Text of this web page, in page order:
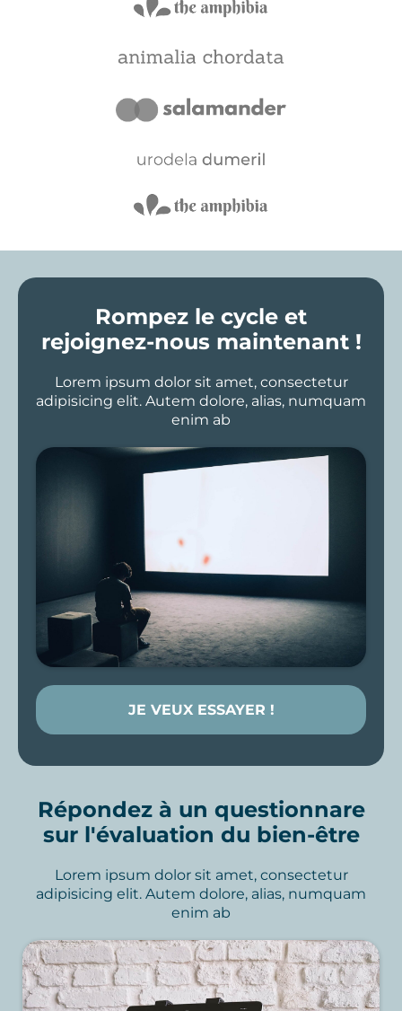
Rompez le cycle et
rejoignez-nous maintenant !
Lorem ipsum dolor sit amet, consectetur
adipisicing elit. Autem dolore, alias, numquam
enim ab
JE VEUX ESSAYER !
Répondez à un questionnare
sur l'évaluation du bien-être
Lorem ipsum dolor sit amet, consectetur
adipisicing elit. Autem dolore, alias, numquam
enim ab